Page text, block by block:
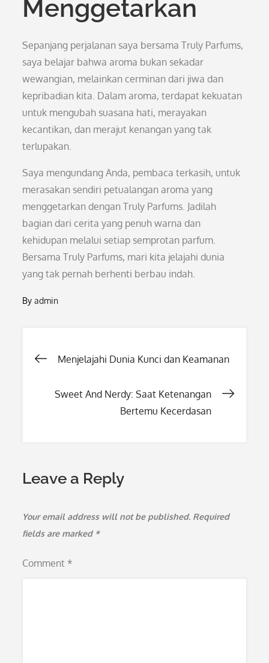
Menggetarkan
Sepanjang perjalanan saya bersama Truly Parfums,
saya belajar bahwa aroma bukan sekadar
wewangian, melainkan cerminan dari jiwa dan
kepribadian kita. Dalam aroma, terdapat kekuatan
untuk mengubah suasana hati, merayakan
kecantikan, dan merajut kenangan yang tak
terlupakan.
Saya mengundang Anda, pembaca terkasih, untuk
merasakan sendiri petualangan aroma yang
menggetarkan dengan Truly Parfums. Jadilah
bagian dari cerita yang penuh warna dan
kehidupan melalui setiap semprotan parfum.
Bersama Truly Parfums, mari kita jelajahi dunia
yang tak pernah berhenti berbau indah.
Byadmin
Post
navigation
Menjelajahi Dunia Kunci dan Keamanan
Sweet And Nerdy: Saat Ketenangan
Bertemu Kecerdasan
Leave a Reply
Your email address will not be published. Required
fields are marked *
Comment *